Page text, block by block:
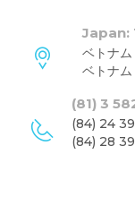
Japan:
ベトナム
ベトナ
(81) 3
(84) 24
(84) 28